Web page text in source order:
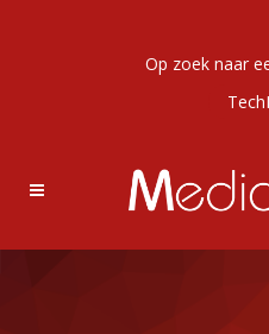
Op zoek naar